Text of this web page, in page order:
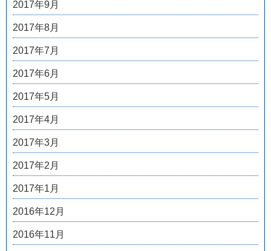
2017年9月
2017年8月
2017年7月
2017年6月
2017年5月
2017年4月
2017年3月
2017年2月
2017年1月
2016年12月
2016年11月